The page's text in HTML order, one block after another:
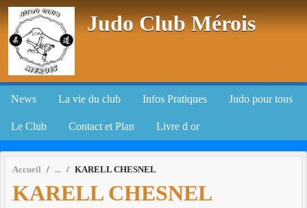
Judo Club Mérois
News La vie du club Infos Pratiques Judo pour tous
Le Club Contact et Plan Livre d or
Accueil KARELL CHESNEL
KARELL CHESNEL
Panneau de gestion des cookies